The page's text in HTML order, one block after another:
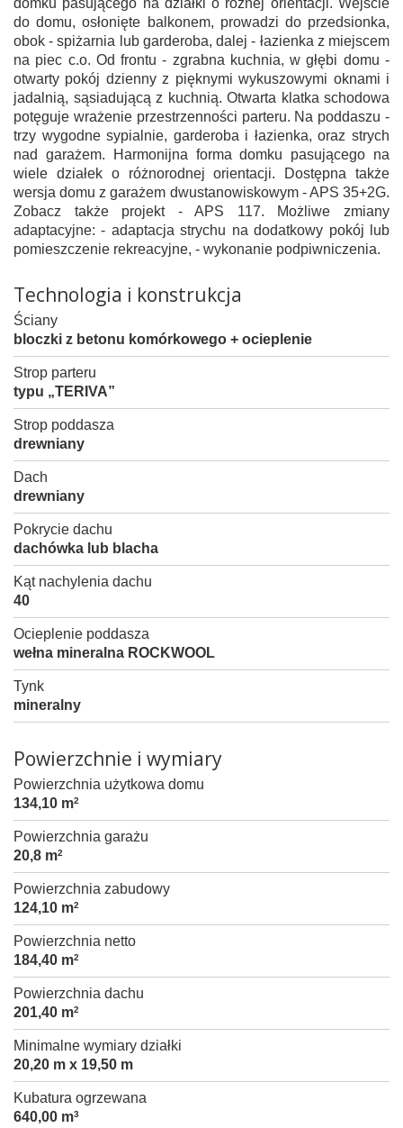
do domu, osłonięte balkonem, prowadzi do przedsionka,
obok - spiżarnia lub garderoba, dalej - łazienka z miejscem
na piec c.o. Od frontu - zgrabna kuchnia, w głębi domu -
otwarty pokój dzienny z pięknymi wykuszowymi oknami i
jadalnią, sąsiadującą z kuchnią. Otwarta klatka schodowa
potęguje wrażenie przestrzenności parteru. Na poddaszu -
trzy wygodne sypialnie, garderoba i łazienka, oraz strych
nad garażem. Harmonijna forma domku pasującego na
wiele działek o różnorodnej orientacji. Dostępna także
wersja domu z garażem dwustanowiskowym - APS 35+2G.
Zobacz także projekt - APS 117. Możliwe zmiany
adaptacyjne: - adaptacja strychu na dodatkowy pokój lub
pomieszczenie rekreacyjne, - wykonanie podpiwniczenia.
Technologia i konstrukcja
Ściany
bloczki z betonu komórkowego + ocieplenie
Strop parteru
typu „TERIVA”
Strop poddasza
drewniany
Dach
drewniany
Pokrycie dachu
dachówka lub blacha
Kąt nachylenia dachu
40
Ocieplenie poddasza
wełna mineralna ROCKWOOL
Tynk
mineralny
Powierzchnie i wymiary
Powierzchnia użytkowa domu
134,10 m2
Powierzchnia garażu
20,8 m2
Powierzchnia zabudowy
124,10 m2
Powierzchnia netto
184,40 m2
Powierzchnia dachu
201,40 m2
Minimalne wymiary działki
20,20 m x 19,50 m
Kubatura ogrzewana
640,00 m3